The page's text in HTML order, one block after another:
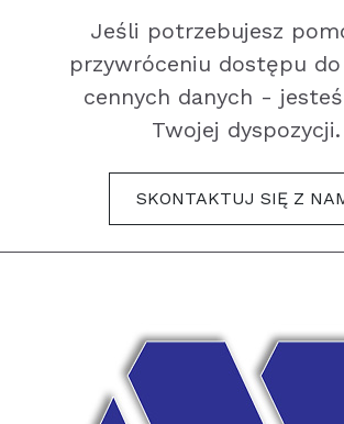
Jeśli potrzebujesz
przywróceniu dostępu
cennych danych -
Twojej dyspozycji.
SKONTAKTUJ SIĘ Z